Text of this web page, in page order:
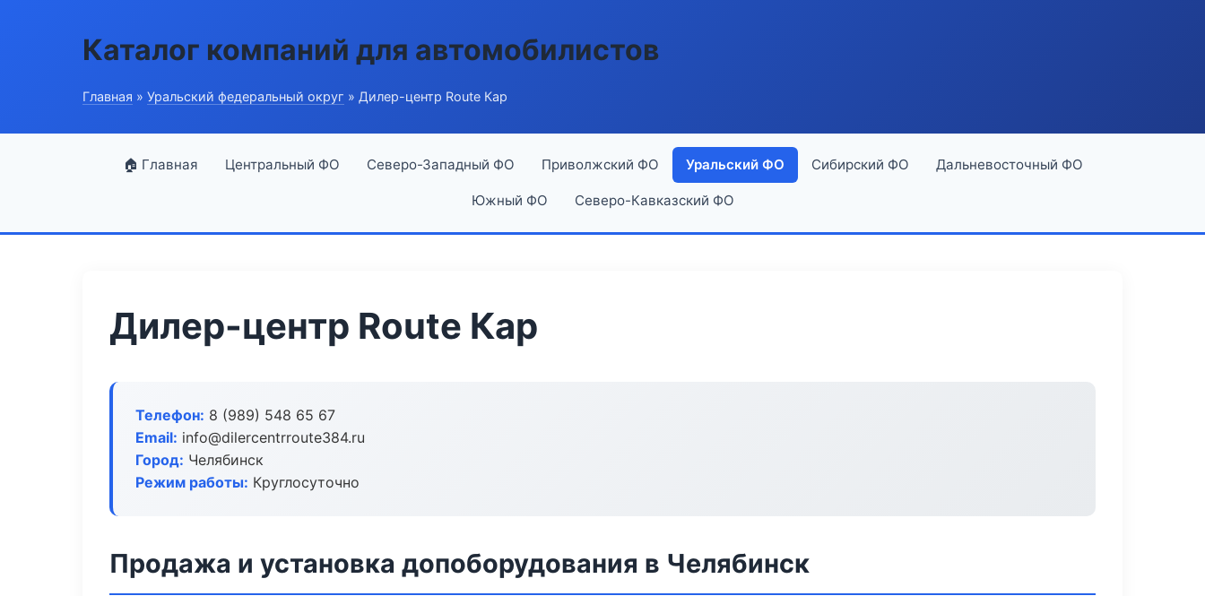
Каталог компаний для автомобилистов
Главная » Уральский федеральный округ » Дилер-центр Route Кар
🏠 Главная Центральный ФО Северо-Западный ФО Приволжский ФО Уральский ФО Сибирский ФО Дальневосточный ФО
Южный ФО Северо-Кавказский ФО
Дилер-центр Route Кар
Телефон: 8 (989) 548 65 67
Email: info@dilercentrroute384.ru
Город: Челябинск
Режим работы: Круглосуточно
Продажа и установка допоборудования в Челябинск